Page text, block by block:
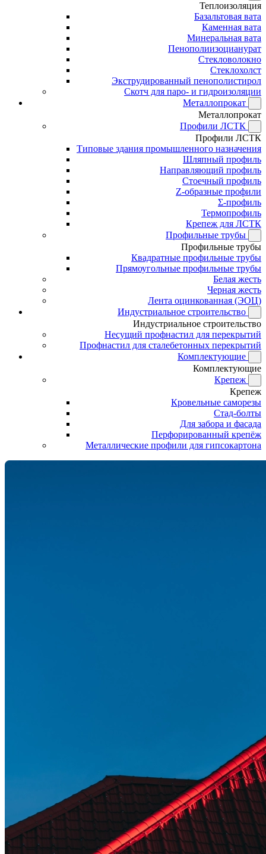
Теплоизоляция
Базальтовая вата
Каменная вата
Минеральная вата
Пенополиизоцианурат
Стекловолокно
Стеклохолст
Экструдированный пенополистирол
Скотч для паро- и гидроизоляции
Металлопрокат
Металлопрокат
Профили ЛСТК
Профили ЛСТК
Типовые здания промышленного назначения
Шляпный профиль
Направляющий профиль
Стоечный профиль
Z-образные профили
Σ-профиль
Термопрофиль
Крепеж для ЛСТК
Профильные трубы
Профильные трубы
Квадратные профильные трубы
Прямоугольные профильные трубы
Белая жесть
Черная жесть
Лента оцинкованная (ЭОЦ)
Индустриальное строительство
Индустриальное строительство
Несущий профнастил для перекрытий
Профнастил для сталебетонных перекрытий
Комплектующие
Комплектующие
Крепеж
Крепеж
Кровельные саморезы
Стад-болты
Для забора и фасада
Перфорированный крепёж
Металлические профили для гипсокартона